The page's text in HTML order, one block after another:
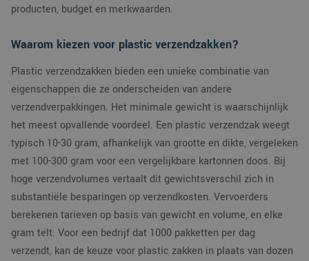
producten, budget en merkwaarden.
Waarom kiezen voor plastic verzendzakken?
Plastic verzendzakken bieden een unieke combinatie van
eigenschappen die ze onderscheiden van andere
verzendverpakkingen. Het minimale gewicht is waarschijnlijk
het meest opvallende voordeel. Een plastic verzendzak weegt
typisch 10-30 gram, afhankelijk van grootte en dikte, vergeleken
met 100-300 gram voor een vergelijkbare kartonnen doos. Bij
hoge verzendvolumes vertaalt dit gewichtsverschil zich in
substantiële besparingen op verzendkosten. Vervoerders
berekenen tarieven op basis van gewicht en volume, en elke
gram telt. Voor een bedrijf dat 1000 pakketten per dag
verzendt, kan de keuze voor plastic zakken in plaats van dozen